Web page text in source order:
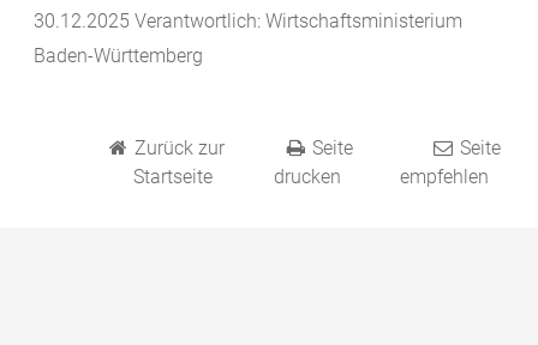
30.12.2025 Verantwortlich: Wirtschaftsministerium
Baden-Württemberg
Zurück zur
Startseite
Seite
drucken
Seite
empfehlen